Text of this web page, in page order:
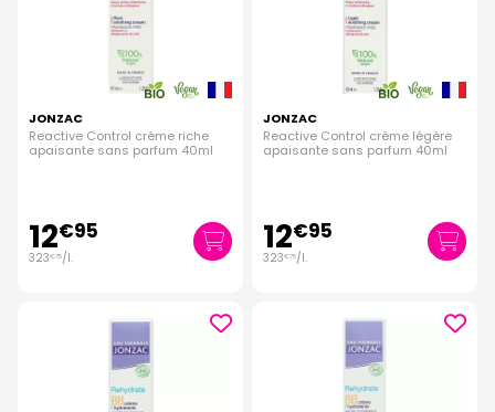
JONZAC
Reactive Control crème riche
apaisante sans parfum 40ml
12€95
323€75/l.
JONZAC
Reactive Control crème légère
apaisante sans parfum 40ml
12€95
323€75/l.